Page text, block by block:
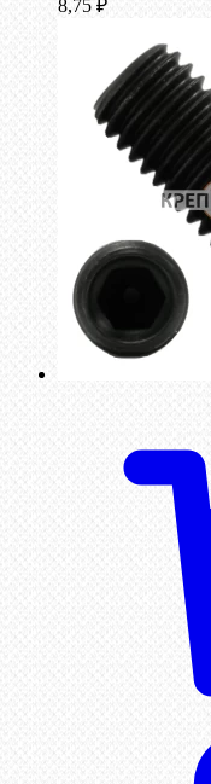
8,75 ₽